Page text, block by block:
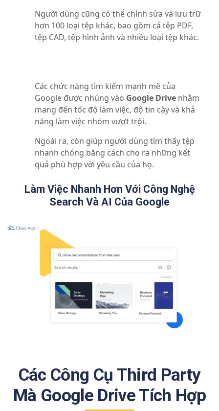
Người dùng cũng có thể chỉnh sửa và lưu trữ
hơn 100 loại tệp khác, bao gồm cả tệp PDF,
tệp CAD, tệp hình ảnh và nhiều loại tệp khác.
Các chức năng tìm kiếm mạnh mẽ của
Google được nhúng vào Google Drive nhằm
mang đến tốc độ làm việc, độ tin cậy và khả
năng làm việc nhóm vượt trội.
Ngoài ra, còn giúp người dùng tìm thấy tệp
nhanh chóng bằng cách cho ra những kết
quả phù hợp với yêu cầu của họ.
Làm Việc Nhanh Hơn Với Công Nghệ
Search Và AI Của Google
Các Công Cụ Third Party
Mà Google Drive Tích Hợp